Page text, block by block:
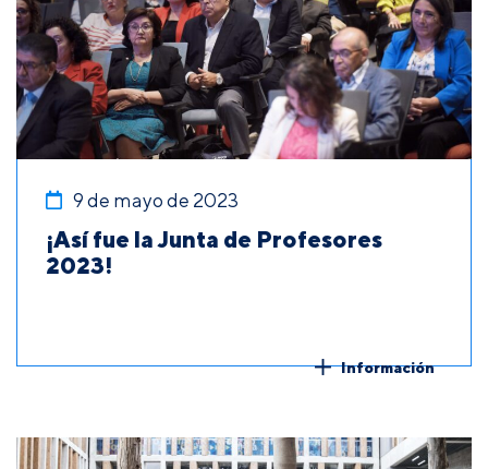
9 de mayo de 2023
¡Así fue la Junta de Profesores
2023!
Información